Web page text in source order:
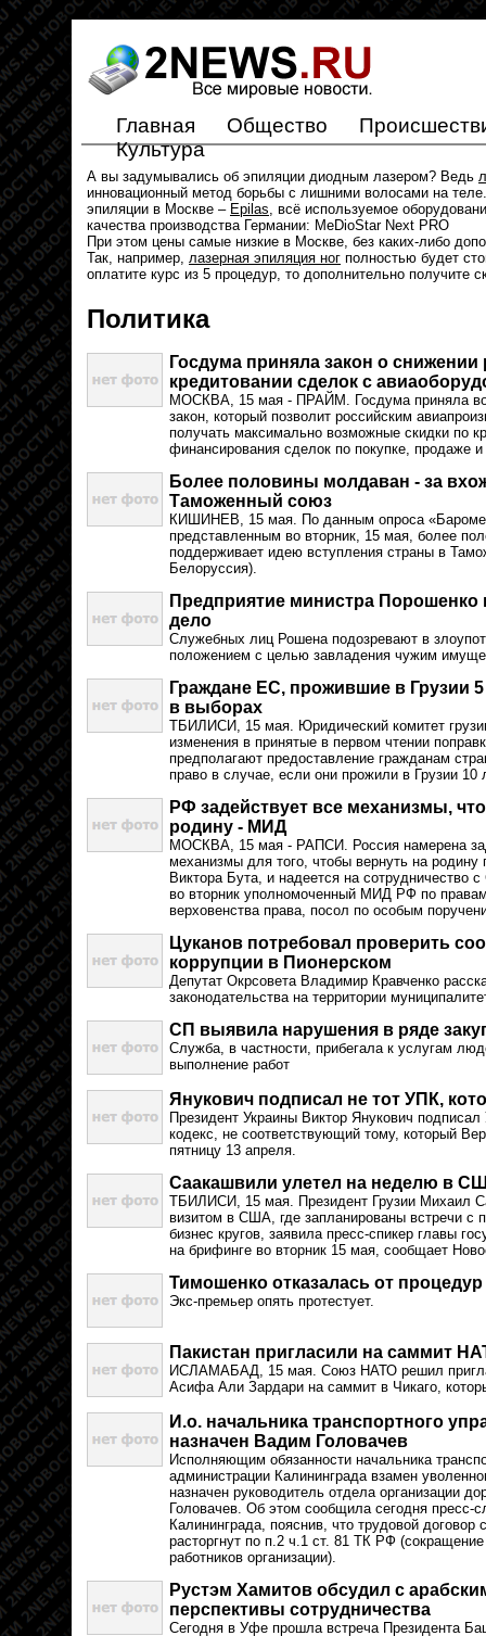
Главная Общество
Культура
А вы задумывались об эпиляции диодным лазером? Ведь
инновационный метод борьбы с лишними волосами на
эпиляции в Москве – Epilas, всё используемое
качества производства Германии: MeDioStar Next PRO
При этом цены самые низкие в Москве, без каких-либо
Так, например, лазерная эпиляция ног полностью будет
оплатите курс из 5 процедур, то дополнительно получите
Политика
Госдума приняла закон о снижении
кредитовании сделок с
МОСКВА, 15 мая - ПРАЙМ. Госдума приняла во
закон, который позволит российским
получать максимально возможные скидки по
финансирования сделок по покупке, продаже
Более половины молдаван - за
Таможенный союз
КИШИНЕВ, 15 мая. По данным опроса
представленным во вторник, 15 мая, более
поддерживает идею вступления страны в
Белоруссия).
Предприятие министра Порошенко
дело
Служебных лиц Рошена подозревают в
положением с целью завладения чужим
Граждане ЕС, прожившие в Грузии 5
в выборах
ТБИЛИСИ, 15 мая. Юридический комитет
изменения в принятые в первом чтении
предполагают предоставление гражданам
право в случае, если они прожили в Грузии 10
РФ задействует все механизмы,
родину - МИД
МОСКВА, 15 мая - РАПСИ. Россия намерена
механизмы для того, чтобы вернуть на
Виктора Бута, и надеется на
во вторник уполномоченный МИД РФ по
верховенства права, посол по особым
Цуканов потребовал проверить
коррупции в Пионерском
Депутат Окрсовета Владимир Кравченко
законодательства на территории
СП выявила нарушения в ряде
Служба, в частности, прибегала к услугам
выполнение работ
Янукович подписал не тот УПК,
Президент Украины Виктор Янукович
кодекс, не соответствующий тому, который
пятницу 13 апреля.
Саакашвили улетел на неделю в
ТБИЛИСИ, 15 мая. Президент Грузии Михаил
визитом в США, где запланированы встречи с
бизнес кругов, заявила пресс-спикер главы
на брифинге во вторник 15 мая, сообщает
Тимошенко отказалась от процедур
Экс-премьер опять протестует.
Пакистан пригласили на саммит
ИСЛАМАБАД, 15 мая. Союз НАТО решил
Асифа Али Зардари на саммит в Чикаго,
И.о. начальника транспортного
назначен Вадим Головачев
Исполняющим обязанности начальника
администрации Калининграда взамен
назначен руководитель отдела организации
Головачев. Об этом сообщила сегодня пресс-
Калининграда, пояснив, что трудовой
расторгнут по п.2 ч.1 ст. 81 ТК РФ
работников организации).
Рустэм Хамитов обсудил с
перспективы сотрудничества
Сегодня в Уфе прошла встреча Президента